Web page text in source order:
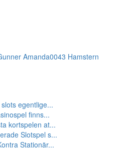
Amanda0043 Hamstern
egentlige...
finns...
kortspelen at...
Slotspel s...
Stationär...